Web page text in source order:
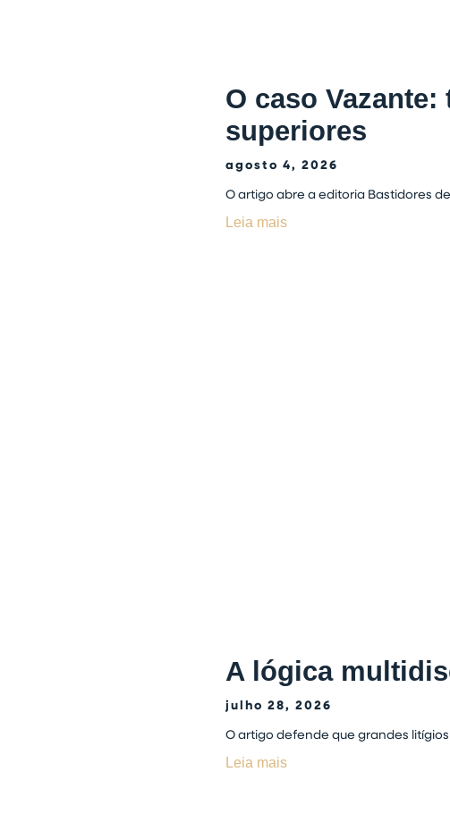
O caso
superiores
agosto 4, 2026
O artigo abre a editoria Bastidores
Leia mais
A lógica
julho 28, 2026
O artigo defende que grandes
Leia mais